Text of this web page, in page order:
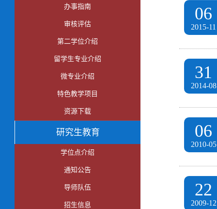
办事指南
审核评估
第二学位介绍
留学生专业介绍
微专业介绍
特色教学项目
资源下载
研究生教育
学位点介绍
通知公告
导师队伍
招生信息
06
2015-11
31
2014-08
06
2010-05
22
2009-12